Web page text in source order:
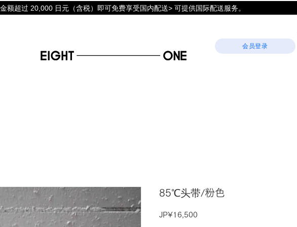
额超过 20,000 日元（含税）即可免费享受国内配送> 可提供国际配送服务。
会员登录
85℃头带/粉色
JP¥16,500